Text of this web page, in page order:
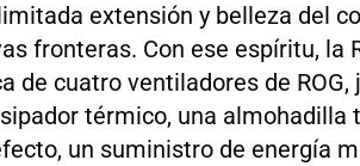
extensión y belleza del
fronteras. Con ese espíritu, la
cuatro ventiladores de
térmico, una
un suministro de energía